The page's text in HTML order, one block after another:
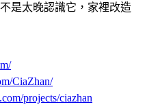
是太晚認識它，家裡改造
CiaZhan/
projects/ciazhan